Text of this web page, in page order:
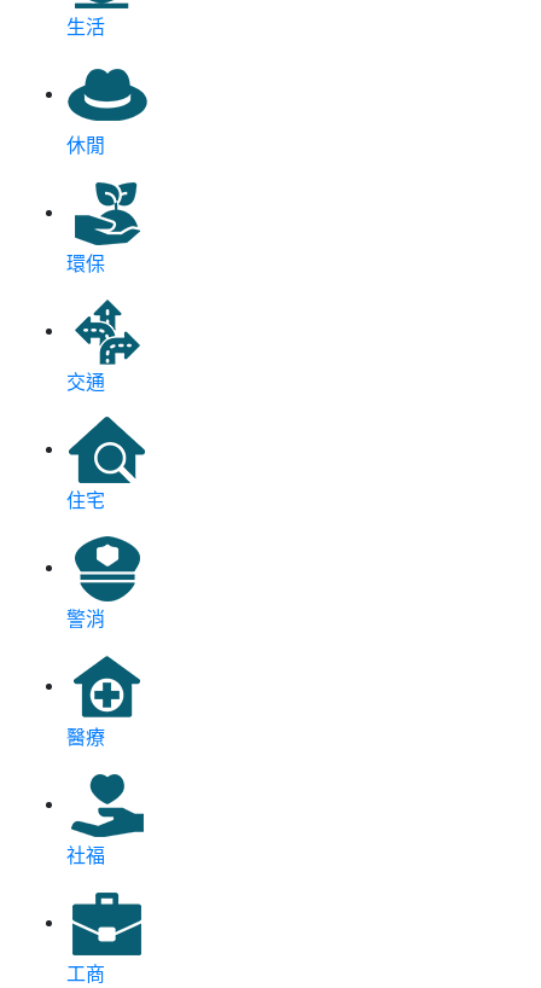
生活
休閒
環保
交通
住宅
警消
醫療
社福
工商